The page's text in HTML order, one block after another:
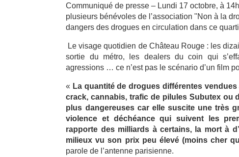
Communiqué de presse – Lundi 17 octobre, à
plusieurs bénévoles de l’association "Non à la
dangers des drogues en circulation dans ce
Le visage quotidien de Château Rouge : les
sortie du métro, les dealers du coin qui
agressions … ce n’est pas le scénario d’un film
« La quantité de drogues différentes
crack, cannabis, trafic de pilules Subutex ou
plus dangereuses car elle suscite une très
violence et déchéance qui suivent les
rapporte des milliards à certains, la mort à
milieux vu son prix peu élevé (moins cher
parole de l’antenne parisienne.